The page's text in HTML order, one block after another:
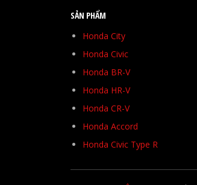
SẢN PHẨM
Honda City
Honda Civic
Honda BR-V
Honda HR-V
Honda CR-V
Honda Accord
Honda Civic Type R